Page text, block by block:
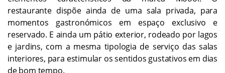
restaurante dispõe ainda de uma sala privada, para
momentos gastronómicos em espaço exclusivo e
reservado. E ainda um pátio exterior, rodeado por lagos
e jardins, com a mesma tipologia de serviço das salas
interiores, para estimular os sentidos gustativos em dias
de bom tempo.